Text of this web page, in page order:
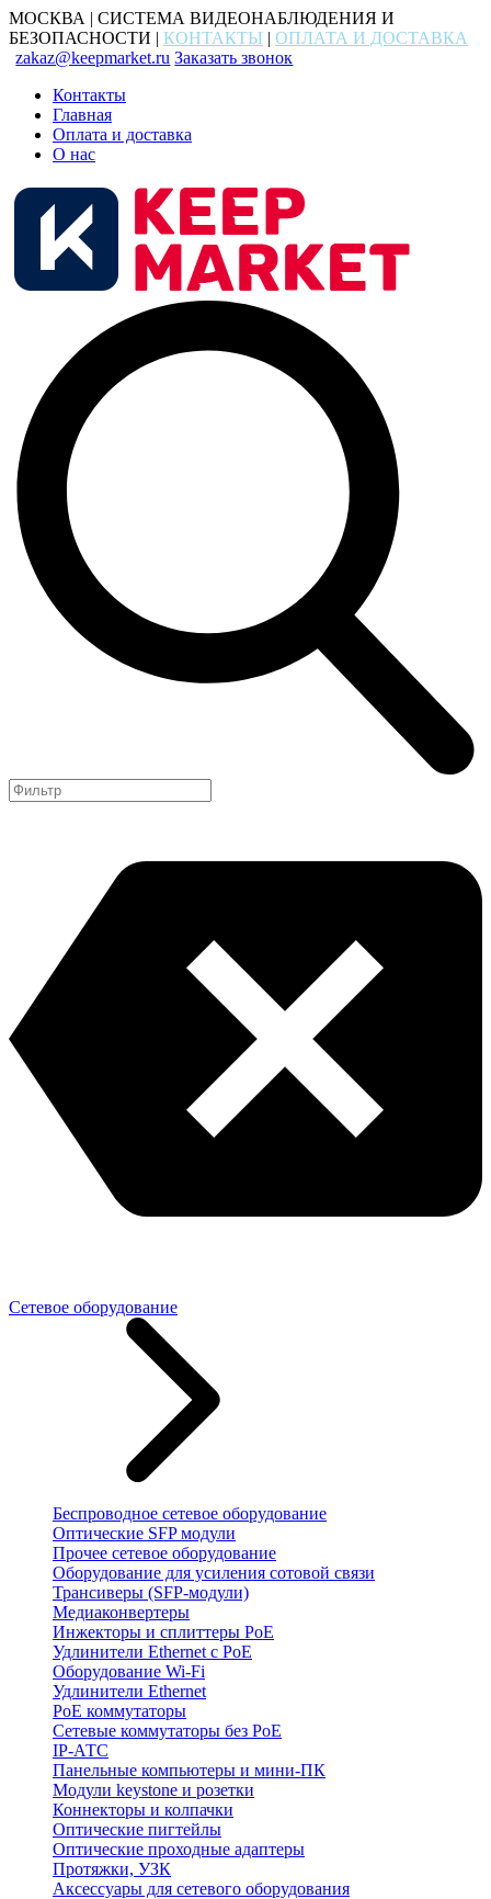
МОСКВА | СИСТЕМА ВИДЕОНАБЛЮДЕНИЯ И
БЕЗОПАСНОСТИ | КОНТАКТЫ | ОПЛАТА И ДОСТАВКА
zakaz@keepmarket.ru Заказать звонок
Контакты
Главная
Оплата и доставка
О нас
Сетевое оборудование
Беспроводное сетевое оборудование
Оптические SFP модули
Прочее сетевое оборудование
Оборудование для усиления сотовой связи
Трансиверы (SFP-модули)
Медиаконвертеры
Инжекторы и сплиттеры PoE
Удлинители Ethernet с PoE
Оборудование Wi-Fi
Удлинители Ethernet
PoE коммутаторы
Сетевые коммутаторы без PoE
IP-АТС
Панельные компьютеры и мини-ПК
Модули keystone и розетки
Коннекторы и колпачки
Оптические пигтейлы
Оптические проходные адаптеры
Протяжки, УЗК
Аксессуары для сетевого оборудования